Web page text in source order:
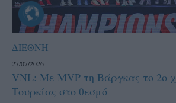
ΔΙΕΘΝΗ
27/07/2026
VNL: Με MVP τη Βάργκας το 2ο
Τουρκίας στο θεσμό